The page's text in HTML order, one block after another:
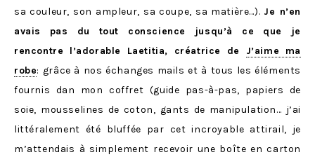
sa couleur, son ampleur, sa coupe, sa matière…). Je n’en
avais pas du tout conscience jusqu’à ce que je
rencontre l’adorable Laetitia, créatrice de J’aime ma
robe: grâce à nos échanges mails et à tous les éléments
fournis dan mon coffret (guide pas-à-pas, papiers de
soie, mousselines de coton, gants de manipulation… j’ai
littéralement été bluffée par cet incroyable attirail, je
m’attendais à simplement recevoir une boîte en carton